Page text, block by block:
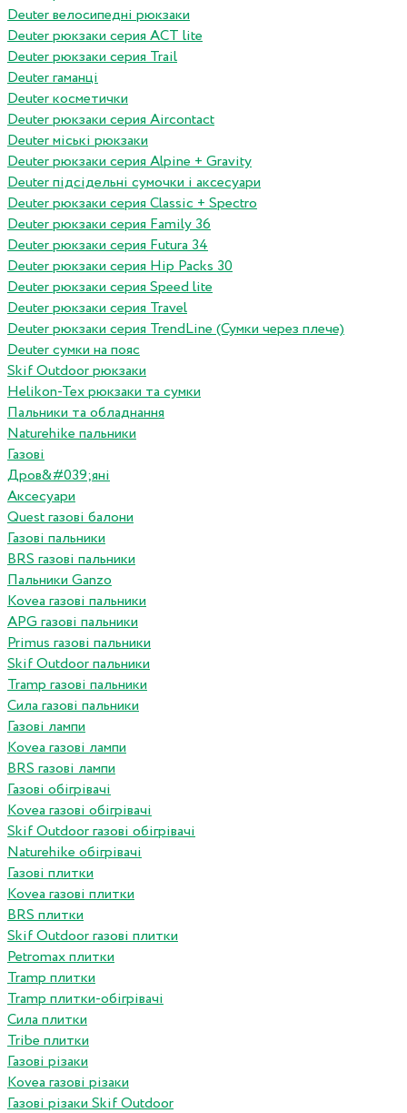
Deuter велосипедні рюкзаки
Deuter рюкзаки серия ACT lite
Deuter рюкзаки серия Trail
Deuter гаманці
Deuter косметички
Deuter рюкзаки серия Aircontact
Deuter міські рюкзаки
Deuter рюкзаки серия Alpine + Gravity
Deuter підсідельні сумочки і аксесуари
Deuter рюкзаки серия Classic + Spectro
Deuter рюкзаки серия Family 36
Deuter рюкзаки серия Futura 34
Deuter рюкзаки серия Hip Packs 30
Deuter рюкзаки серия Speed lite
Deuter рюкзаки серия Travel
Deuter рюкзаки серия TrendLine (Сумки через плече)
Deuter сумки на пояс
Skif Outdoor рюкзаки
Helikon-Tex рюкзаки та сумки
Пальники та обладнання
Naturehike пальники
Газові
Дров&#039;яні
Аксесуари
Quest газові балони
Газові пальники
BRS газові пальники
Пальники Ganzo
Kovea газові пальники
APG газові пальники
Primus газові пальники
Skif Outdoor пальники
Tramp газові пальники
Сила газові пальники
Газові лампи
Kovea газові лампи
BRS газові лампи
Газові обігрівачі
Kovea газові обігрівачі
Skif Outdoor газові обігрівачі
Naturehike обігрівачі
Газові плитки
Kovea газові плитки
BRS плитки
Skif Outdoor газові плитки
Petromax плитки
Tramp плитки
Tramp плитки-обігрівачі
Сила плитки
Tribe плитки
Газові різаки
Kovea газові різаки
Газові різаки Skif Outdoor